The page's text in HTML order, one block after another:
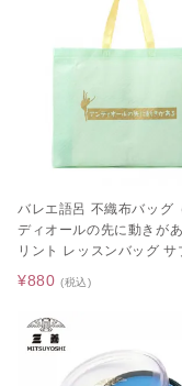
ゼント]バレ
ュリナー
バレエ語呂 不織布バッグ
ディオールの先に動きが
リント レッスンバッグ サ
発表会 プチギフト
¥880 (税込)